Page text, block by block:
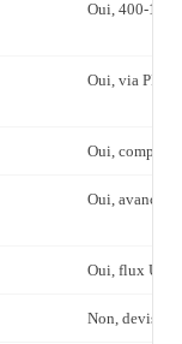
Oui, 400-1
Oui, via PR
Oui, complète
Oui, avancé
Oui, flux USA
Non, devis